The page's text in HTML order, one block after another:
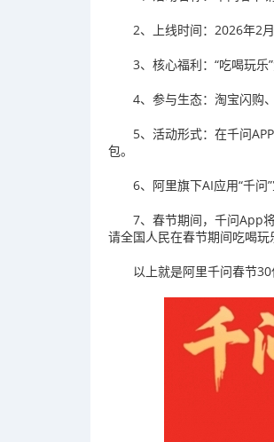
2、上线时间：2026年2
3、核心福利：“吃喝玩乐
4、参与生态：淘宝闪购
5、活动形式：在千问
包。
6、阿里旗下AI应用“千问
7、春节期间，千问App
请全国人民在春节期间吃喝玩
以上就是阿里千问春节